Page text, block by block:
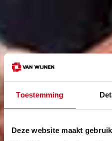
Toestemming
Deze website maakt